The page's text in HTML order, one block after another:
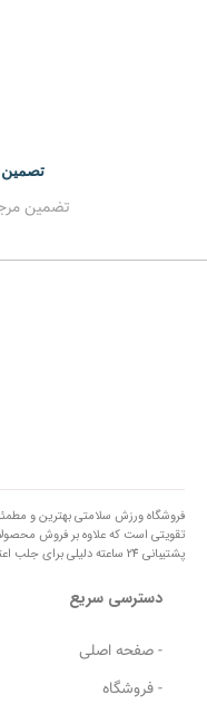
تصمین
تضمین
فروشگاه ورزش سلامتی بهترین و
تقویتی است که علاوه بر فروش
پشتیبانی 24 ساعته دلیلی برای جلب اعتماد شما مردم عزیز شده است.
دسترسی سریع
- صفحه اصلی
- فروشگاه